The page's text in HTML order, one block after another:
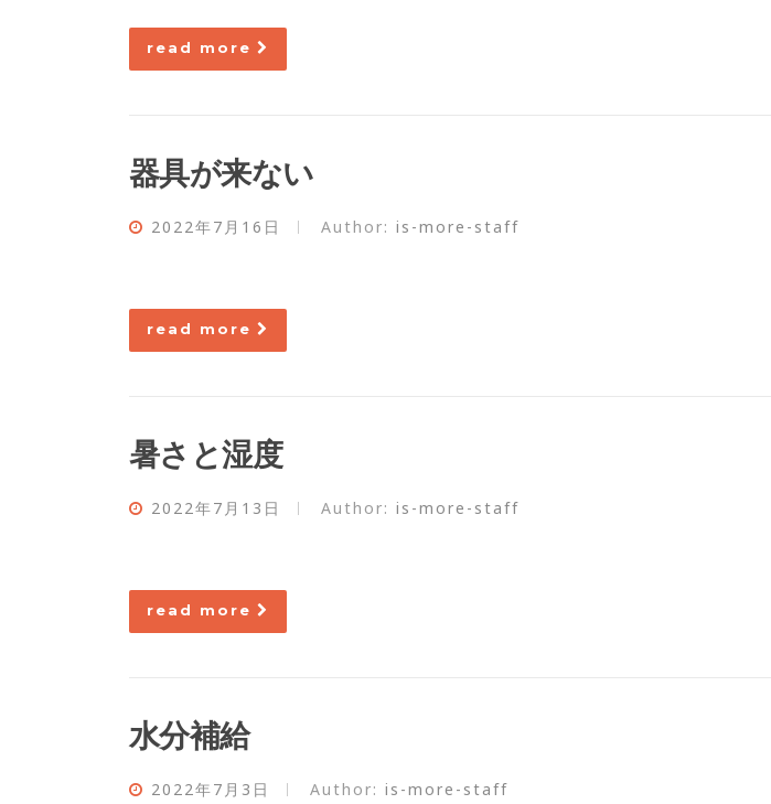
read more
器具が来ない
2022年7月16日 Author: is-more-staff
read more
暑さと湿度
2022年7月13日 Author: is-more-staff
read more
水分補給
2022年7月3日 Author: is-more-staff